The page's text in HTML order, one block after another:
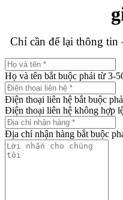
Chỉ cần để lại thông tin
Họ và tên bắt buộc phải từ 3-
Điện thoại liên hệ bắt buộc
Điện thoại liên hệ không hợp
Địa chỉ nhận hàng bắt buộc